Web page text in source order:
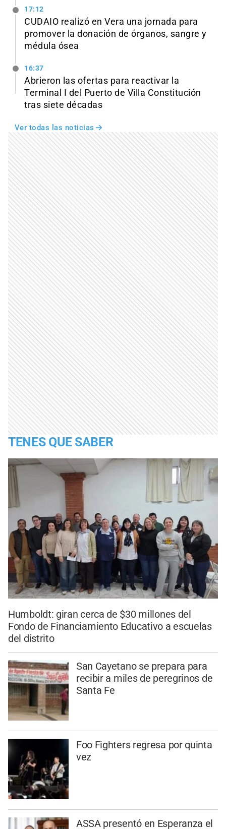
17:12
CUDAIO realizó en Vera una jornada para
promover la donación de órganos, sangre y
médula ósea
16:37
Abrieron las ofertas para reactivar la
Terminal I del Puerto de Villa Constitución
tras siete décadas
Ver todas las noticias
TENES QUE SABER
Humboldt: giran cerca de $30 millones del
Fondo de Financiamiento Educativo a escuelas
del distrito
San Cayetano se prepara para
recibir a miles de peregrinos de
Santa Fe
Foo Fighters regresa por quinta
vez
ASSA presentó en Esperanza el